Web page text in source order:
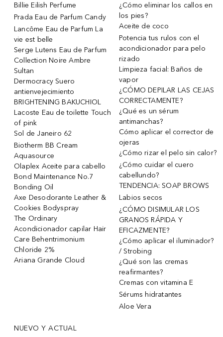
Billie Eilish Perfume
Prada Eau de Parfum Candy
Lancôme Eau de Parfum La
vie est belle
Serge Lutens Eau de Parfum
Collection Noire Ambre
Sultan
Dermocracy Suero
antienvejecimiento
BRIGHTENING BAKUCHIOL
Lacoste Eau de toilette Touch
of pink
Sol de Janeiro 62
Biotherm BB Cream
Aquasource
Olaplex Aceite para cabello
Bond Maintenance No.7
Bonding Oil
Axe Desodorante Leather &
Cookies Bodyspray
The Ordinary
Acondicionador capilar Hair
Care Behentrimonium
Chloride 2%
Ariana Grande Cloud
¿Cómo eliminar los callos en
los pies?
Aceite de coco
Potencia tus rulos con el
acondicionador para pelo
rizado
Limpieza facial: Baños de
vapor
¿CÓMO DEPILAR LAS CEJAS
CORRECTAMENTE?
¿Qué es un sérum
antimanchas?
Cómo aplicar el corrector de
ojeras
¿Cómo rizar el pelo sin calor?
¿Cómo cuidar el cuero
cabellundo?
TENDENCIA: SOAP BROWS
Labios secos
¿CÓMO DISIMULAR LOS
GRANOS RÁPIDA Y
EFICAZMENTE?
¿Cómo aplicar el iluminador?
/ Strobing
¿Qué son las cremas
reafirmantes?
Cremas con vitamina E
Sérums hidratantes
Aloe Vera
NUEVO Y ACTUAL